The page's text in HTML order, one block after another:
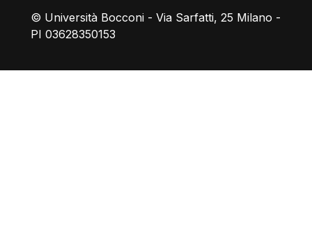
© Università Bocconi - Via Sarfatti, 25 Milano -
PI 03628350153